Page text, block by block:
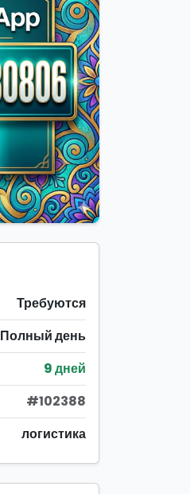
Требуются
Полный день
9 дней
#102388
логистика